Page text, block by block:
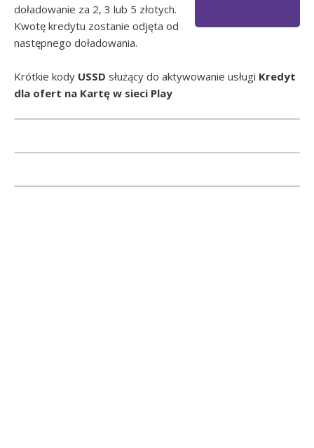
doładowanie za 2, 3 lub 5 złotych.
Kwotę kredytu zostanie odjęta od
następnego doładowania.
Krótkie kody USSD służący do aktywowanie usługi Kredyt
dla ofert na Kartę w sieci Play